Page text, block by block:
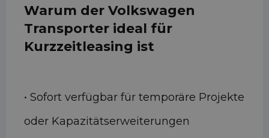
Warum der Volkswagen
Transporter ideal für
Kurzzeitleasing ist
• Sofort verfügbar für temporäre Projekte
oder Kapazitätserweiterungen